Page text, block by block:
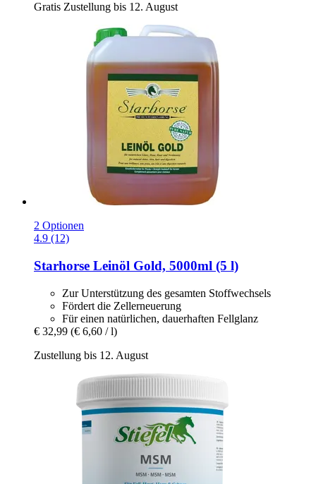
Gratis Zustellung bis 12. August
2 Optionen
4.9 (12)
Starhorse Leinöl Gold, 5000ml (5 l)
Zur Unterstützung des gesamten Stoffwechsels
Fördert die Zellerneuerung
Für einen natürlichen, dauerhaften Fellglanz
€ 32,99 (€ 6,60 / l)
Zustellung bis 12. August